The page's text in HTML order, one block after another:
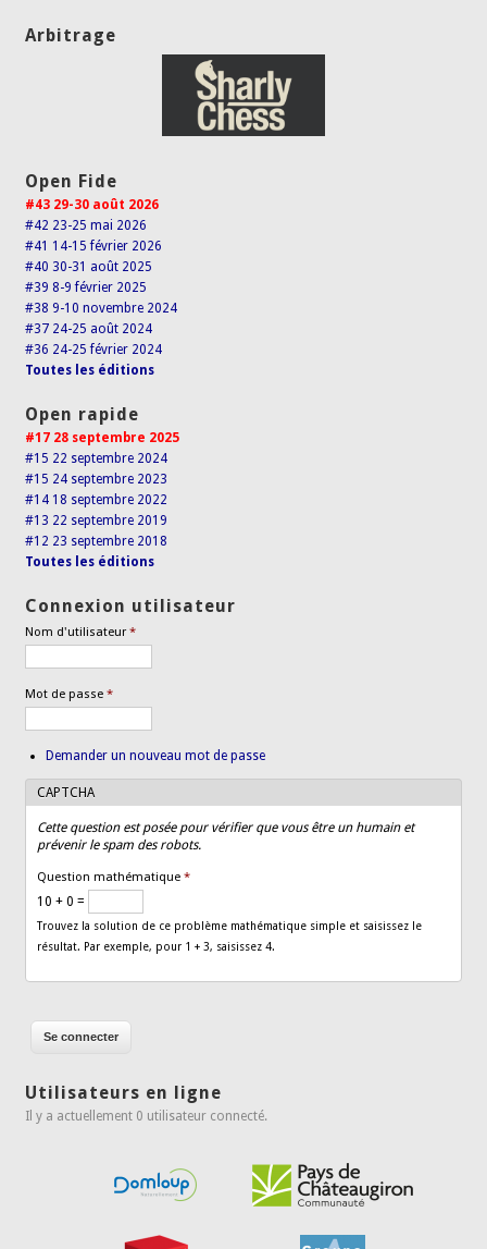
Arbitrage
Open Fide
#43 29-30 août 2026
#42 23-25 mai 2026
#41 14-15 février 2026
#40 30-31 août 2025
#39 8-9 février 2025
#38 9-10 novembre 2024
#37 24-25 août 2024
#36 24-25 février 2024
Toutes les éditions
Open rapide
#17 28 septembre 2025
#15 22 septembre 2024
#15 24 septembre 2023
#14 18 septembre 2022
#13 22 septembre 2019
#12 23 septembre 2018
Toutes les éditions
Connexion utilisateur
Nom d'utilisateur*
Mot de passe*
Demander un nouveau mot de passe
CAPTCHA
Cette question est posée pour vérifier que vous être un humain et
prévenir le spam des robots.
Question mathématique*
10 + 0 =
Trouvez la solution de ce problème mathématique simple et saisissez le
résultat. Par exemple, pour 1 + 3, saisissez 4.
Utilisateurs en ligne
Il y a actuellement 0 utilisateur connecté.